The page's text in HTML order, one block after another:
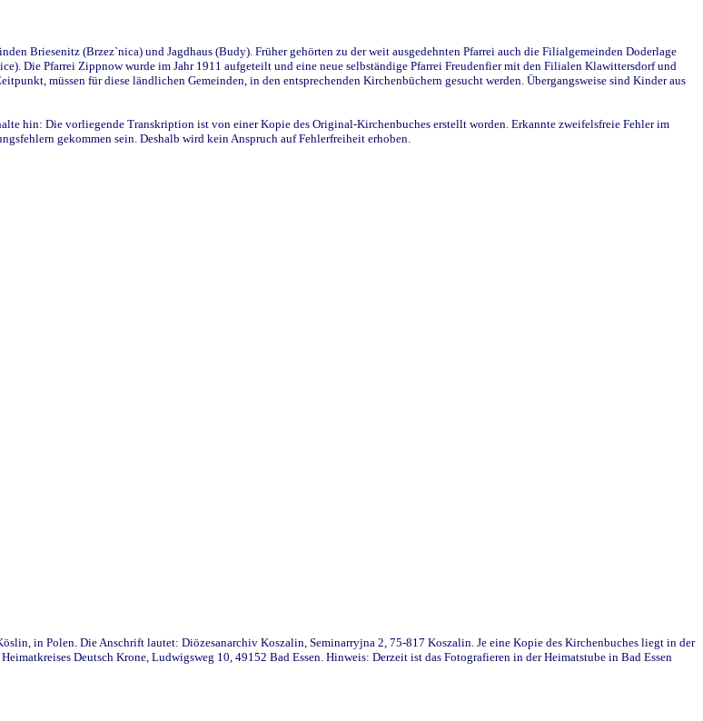
Briesenitz (Brzez`nica) und Jagdhaus (Budy). Früher gehörten zu der weit ausgedehnten Pfarrei auch die Filialgemeinden Doderlage
Die Pfarrei Zippnow wurde im Jahr 1911 aufgeteilt und eine neue selbständige Pfarrei Freudenfier mit den Filialen Klawittersdorf und
müssen für diese ländlichen Gemeinden, in den entsprechenden Kirchenbüchern gesucht werden. Übergangsweise sind Kinder aus
hin: Die vorliegende Transkription ist von einer Kopie des Original-Kirchenbuches erstellt worden. Erkannte zweifelsfreie Fehler im
gekommen sein. Deshalb wird kein Anspruch auf Fehlerfreiheit erhoben.
in Polen. Die Anschrift lautet: Diözesanarchiv Koszalin, Seminarryjna 2, 75-817 Koszalin. Je eine Kopie des Kirchenbuches liegt in der
Deutsch Krone, Ludwigsweg 10, 49152 Bad Essen. Hinweis: Derzeit ist das Fotografieren in der Heimatstube in Bad Essen